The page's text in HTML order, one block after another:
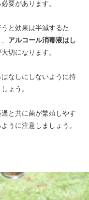
要があります。
と効果は半減するた
アルコール消毒液はし
切になります。
なしにしないように持
ょう。
と共に菌が繁殖しやす
うに注意しましょう。